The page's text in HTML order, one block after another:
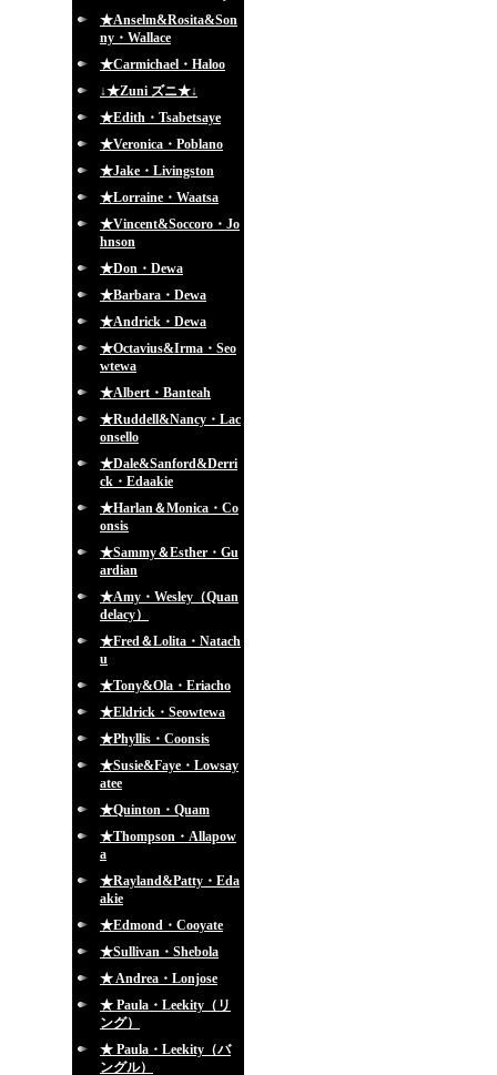
★Anselm&Rosita&Son
ny・Wallace
★Carmichael・Haloo
↓★Zuni ズニ★↓
★Edith・Tsabetsaye
★Veronica・Poblano
★Jake・Livingston
★Lorraine・Waatsa
★Vincent&Soccoro・Jo
hnson
★Don・Dewa
★Barbara・Dewa
★Andrick・Dewa
★Octavius&Irma・Seo
wtewa
★Albert・Banteah
★Ruddell&Nancy・Lac
onsello
★Dale&Sanford&Derri
ck・Edaakie
★Harlan＆Monica・Co
onsis
★Sammy＆Esther・Gu
ardian
★Amy・Wesley（Quan
delacy）
★Fred＆Lolita・Natach
u
★Tony&Ola・Eriacho
★Eldrick・Seowtewa
★Phyllis・Coonsis
★Susie&Faye・Lowsay
atee
★Quinton・Quam
★Thompson・Allapow
a
★Rayland&Patty・Eda
akie
★Edmond・Cooyate
★Sullivan・Shebola
★ Andrea・Lonjose
★ Paula・Leekity（リ
ング）
★ Paula・Leekity（バ
ングル）